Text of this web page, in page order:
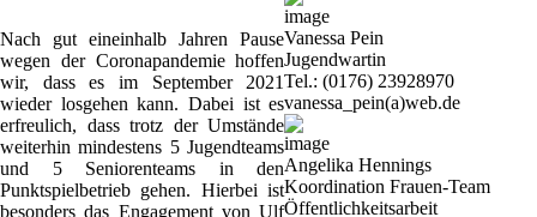
Nach gut eineinhalb Jahren Pause
wegen der Coronapandemie hoffen
wir, dass es im September 2021
wieder losgehen kann. Dabei ist es
erfreulich, dass trotz der Umstände
weiterhin mindestens 5 Jugendteams
und 5 Seniorenteams in den
Punktspielbetrieb gehen. Hierbei ist
besonders das Engagement von Ulf
Vanessa Pein
Jugendwartin
Tel.: (0176) 23928970
vanessa_pein(a)web.de
Angelika Hennings
Koordination Frauen-Team
Öffentlichkeitsarbeit